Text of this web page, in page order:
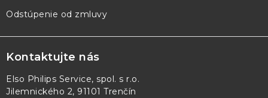
Odstúpenie od zmluvy
Kontaktujte nás
Elso Philips Service, spol. s r.o.
Jilemnického 2, 91101 Trenčín